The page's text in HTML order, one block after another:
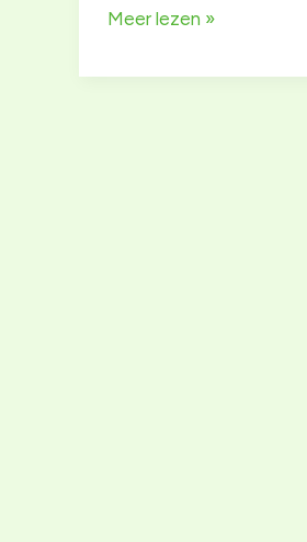
Herfststekdag,
1000
Meer lezen »